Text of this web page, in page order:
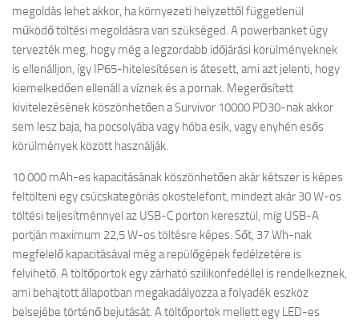
megoldás lehet akkor, ha környezeti helyzettől függetlenül
működő töltési megoldásra van szükséged. A powerbanket úgy
tervezték meg, hogy még a legzordabb időjárási körülményeknek
is ellenálljon, így IP65-hitelesítésen is átesett, ami azt jelenti, hogy
kiemelkedően ellenáll a víznek és a pornak. Megerősített
kivitelezésének köszönhetően a Survivor 10000 PD30-nak akkor
sem lesz baja, ha pocsolyába vagy hóba esik, vagy enyhén esős
körülmények között használják.
10 000 mAh-es kapacitásának köszönhetően akár kétszer is képes
feltölteni egy csúcskategóriás okostelefont, mindezt akár 30 W-os
töltési teljesítménnyel az USB-C porton keresztül, míg USB-A
portján maximum 22,5 W-os töltésre képes. Sőt, 37 Wh-nak
megfelelő kapacitásával még a repülőgépek fedélzetére is
felvihető. A töltőportok egy zárható szilikonfedéllel is rendelkeznek,
ami behajtott állapotban megakadályozza a folyadék eszköz
belsejébe történő bejutását. A töltőportok mellett egy LED-es